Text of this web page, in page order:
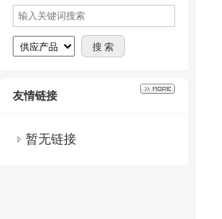
友情链接
暂无链接